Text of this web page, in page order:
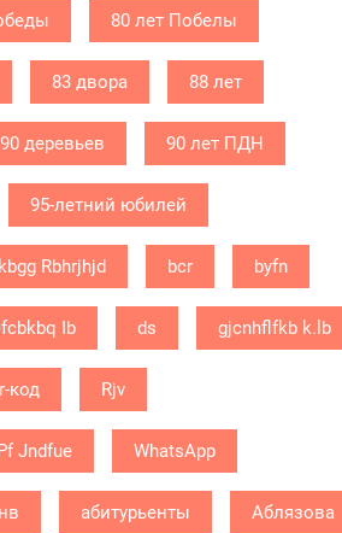
80 лет Побелы
83 двора 88 лет
90 деревьев 90 лет ПДН
95-летний юбилей
Rbhrjhjd bcr byfn
Ib ds gjcnhflfkb k.lb
код Rjv
Jndfue WhatsApp
абитурьенты Аблязова